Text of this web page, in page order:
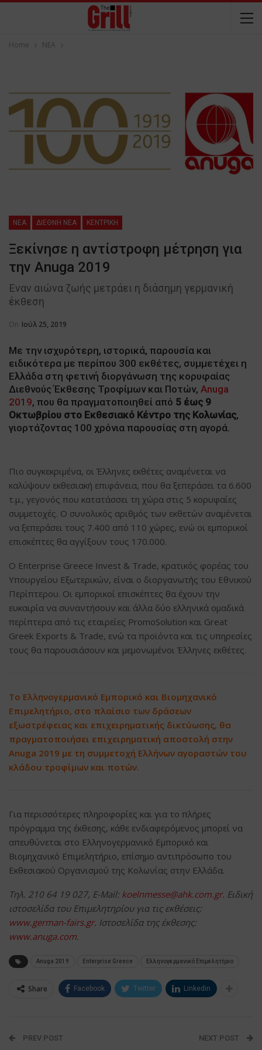
Home NEA
NEA ΔΙΕΘΝΗ ΝΕΑ ΚΕΝΤΡΙΚΗ
Ξεκίνησε η αντίστροφη μέτρηση για
την Anuga 2019
Έναν αιώνα ζωής μετράει η διάσημη γερμανική
έκθεση
On Ιούλ 25, 2019
Με την ισχυρότερη, ιστορικά, παρουσία και
ειδικότερα με περίπου 300 εκθέτες, συμμετέχει η
Ελλάδα στη φετινή διοργάνωση της κορυφαίας
Διεθνούς Έκθεσης Τροφίμων και Ποτών, Anuga
2019, που θα πραγματοποιηθεί από 5 έως 9
Οκτωβρίου στο Εκθεσιακό Κέντρο της Κολωνίας,
γιορτάζοντας 100 χρόνια παρουσίας στη αγορά.
Πιο συγκεκριμένα, οι Έλληνες εκθέτες αναμένεται να
καλύψουν εκθεσιακή επιφάνεια, που θα ξεπεράσει τα 6.600
τ.μ., γεγονός που κατατάσσει τη χώρα στις 5 κορυφαίες
συμμετοχές. Ο συνολικός αριθμός των εκθετών αναμένεται
να ξεπεράσει τους 7.400 από 110 χώρες, ενώ οι εμπορικοί
επισκέπτες θα αγγίξουν τους 170.000.
O Enterprise Greece Invest & Trade, κρατικός φορέας του
Υπουργείου Εξωτερικών, είναι ο διοργανωτής του Εθνικού
Περίπτερου. Οι εμπορικοί επισκέπτες θα έχουν την
ευκαιρία να συναντήσουν και άλλα δύο ελληνικά ομαδικά
περίπτερα από τις εταιρείες PromoSolution και Great
Greek Exports & Trade, ενώ τα προϊόντα και τις υπηρεσίες
τους θα παρουσιάσουν και μεμονωμένοι Έλληνες εκθέτες.
To Ελληνογερμανικό Εμπορικό και Βιομηχανικό
Επιμελητήριο, στο πλαίσιο των δράσεων
εξωστρέφειας και επιχειρηματικής δικτύωσης, θα
πραγματοποιήσει επιχειρηματική αποστολή στην
Anuga 2019 με τη συμμετοχή Ελλήνων αγοραστών του
κλάδου τροφίμων και ποτών.
Για περισσότερες πληροφορίες και για το πλήρες
πρόγραμμα της έκθεσης, κάθε ενδιαφερόμενος μπορεί να
απευθύνεται στο Ελληνογερμανικό Εμπορικό και
Βιομηχανικό Επιμελητήριο, επίσημο αντιπρόσωπο του
Εκθεσιακού Οργανισμού της Κολωνίας στην Ελλάδα.
Tηλ. 210 64 19 027, E-Mail: koelnmesse@ahk.com.gr. Eιδική
ιστοσελίδα του Επιμελητηρίου για τις εκθέσεις:
www.german-fairs.gr. Iστοσελίδα της έκθεσης:
www.anuga.com.
Anuga 2019 Enterprise Greece Ελληνογερμανικό Επιμελητήριο
Share Facebook Twitter Linkedin
PREV POST NEXT POST